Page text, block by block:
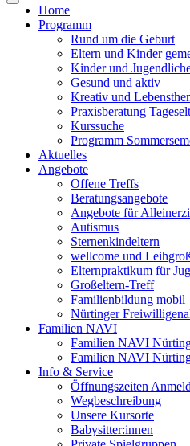
Toggle
navigation
Home
Programm
Rund um die Geburt
Eltern und Kinder
Kinder und
Gesund und aktiv
Kreativ und
Praxisberatung
Kurssuche
Programm
Aktuelles
Angebote
Offene Treffs
Beratungsangebote
Angebote für
Autismus
Sternenkindeltern
wellcome und
Elternpraktikum für
Großeltern-Treff
Familienbildung mobil
Nürtinger
Familien NAVI
Familien NAVI
Familien NAVI
Info & Service
Öffnungszeiten
Wegbeschreibung
Unsere Kursorte
Babysitter:innen